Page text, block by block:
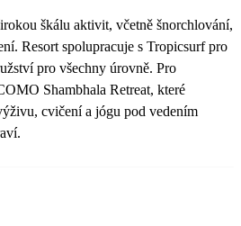
škálu aktivit, včetně šnorchlování,
Resort spolupracuje s Tropicsurf pro
pro všechny úrovně. Pro
Shambhala Retreat, které
cvičení a jógu pod vedením